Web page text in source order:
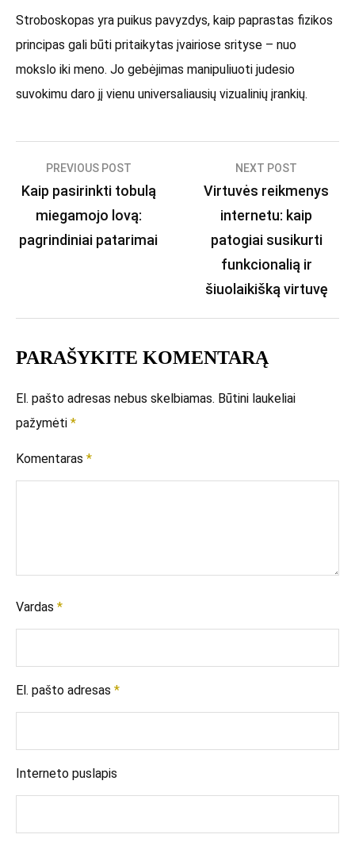
Stroboskopas yra puikus pavyzdys, kaip paprastas fizikos
principas gali būti pritaikytas įvairiose srityse – nuo
mokslo iki meno. Jo gebėjimas manipuliuoti judesio
suvokimu daro jį vienu universaliausių vizualinių įrankių.
Navigacija
tarp
įrašų
PREVIOUS POST
Kaip pasirinkti tobulą
miegamojo lovą:
pagrindiniai patarimai
NEXT POST
Virtuvės reikmenys
internetu: kaip
patogiai susikurti
funkcionalią ir
šiuolaikišką virtuvę
PARAŠYKITE KOMENTARĄ
El. pašto adresas nebus skelbiamas. Būtini laukeliai
pažymėti *
Komentaras *
Vardas *
El. pašto adresas *
Interneto puslapis